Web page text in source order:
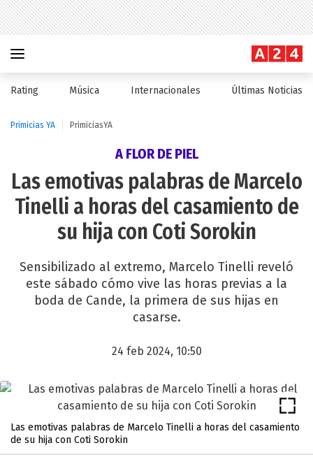
Rating Música Internacionales Últimas Noticias
Primicias YA PrimiciasYA
A FLOR DE PIEL
Las emotivas palabras de Marcelo
Tinelli a horas del casamiento de
su hija con Coti Sorokin
Sensibilizado al extremo, Marcelo Tinelli reveló
este sábado cómo vive las horas previas a la
boda de Cande, la primera de sus hijas en
casarse.
24 feb 2024, 10:50
Las emotivas palabras de Marcelo Tinelli a horas del casamiento
de su hija con Coti Sorokin